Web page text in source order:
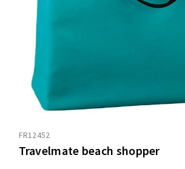
FR12452
Travelmate beach shopper